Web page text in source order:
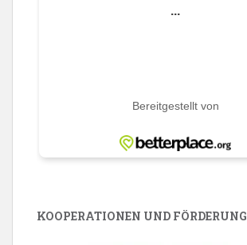
KOOPERATIONEN UND FÖRDERUNG